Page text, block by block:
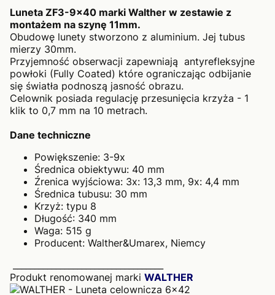
Luneta ZF3-9x40 marki Walther w zestawie z
montażem na szynę 11mm.
Obudowę lunety stworzono z aluminium. Jej tubus
mierzy 30mm.
Przyjemność obserwacji zapewniają antyrefleksyjne
powłoki (Fully Coated) które ograniczając odbijanie
się światła podnoszą jasność obrazu.
Celownik posiada regulację przesunięcia krzyża - 1
klik to 0,7 mm na 10 metrach.
Dane techniczne
Powiększenie: 3-9x
Średnica obiektywu: 40 mm
Źrenica wyjściowa: 3x: 13,3 mm, 9x: 4,4 mm
Średnica tubusu: 30 mm
Krzyż: typu 8
Długość: 340 mm
Waga: 515 g
Producent: Walther&Umarex, Niemcy
Produkt renomowanej marki WALTHER